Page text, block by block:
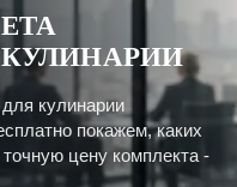
кулинарии
покажем, каких
цену комплекта -